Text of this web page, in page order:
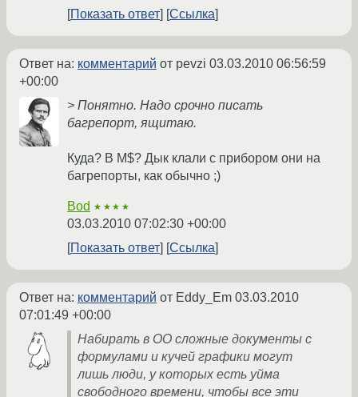
Показать ответ
Ссылка
Ответ на: комментарий от pevzi 03.03.2010 06:56:59
+00:00
> Понятно. Надо срочно писать
багрепорт, ящитаю.
Куда? В M$? Дык клали с прибором они на
багрепорты, как обычно ;)
Bod ★★★★
03.03.2010 07:02:30 +00:00
Показать ответ
Ссылка
Ответ на: комментарий от Eddy_Em 03.03.2010
07:01:49 +00:00
Набирать в ОО сложные документы с
формулами и кучей графики могут
лишь люди, у которых есть уйма
свободного времени, чтобы все эти